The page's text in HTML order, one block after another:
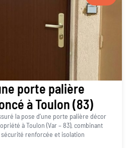
porte palière
à Toulon (83)
la pose d’une porte palière décor
à Toulon (Var – 83), combinant
renforcée et isolation